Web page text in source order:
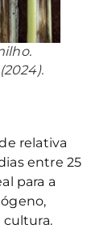
(2024).
relativa
entre 25
para a
cultura.